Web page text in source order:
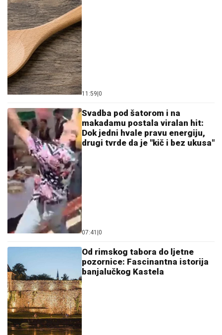
11:59 0
Svadba pod šatorom i na
makadamu postala viralan hit:
Dok jedni hvale pravu energiju,
drugi tvrde da je "kič i bez ukusa"
07:41 0
Od rimskog tabora do ljetne
pozornice: Fascinantna istorija
banjalučkog Kastela